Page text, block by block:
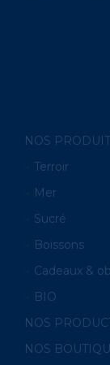
NOS
Terroir
Mer
Sucré
Boissons
Cadeaux &
BIO
NOS
NOS